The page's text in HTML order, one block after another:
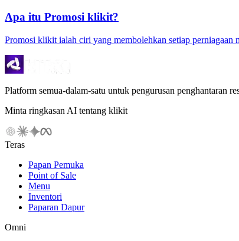
Apa itu Promosi klikit?
Promosi klikit ialah ciri yang membolehkan setiap perniagaan
Platform semua-dalam-satu untuk pengurusan penghantaran
Minta ringkasan AI tentang klikit
Teras
Papan Pemuka
Point of Sale
Menu
Inventori
Paparan Dapur
Omni